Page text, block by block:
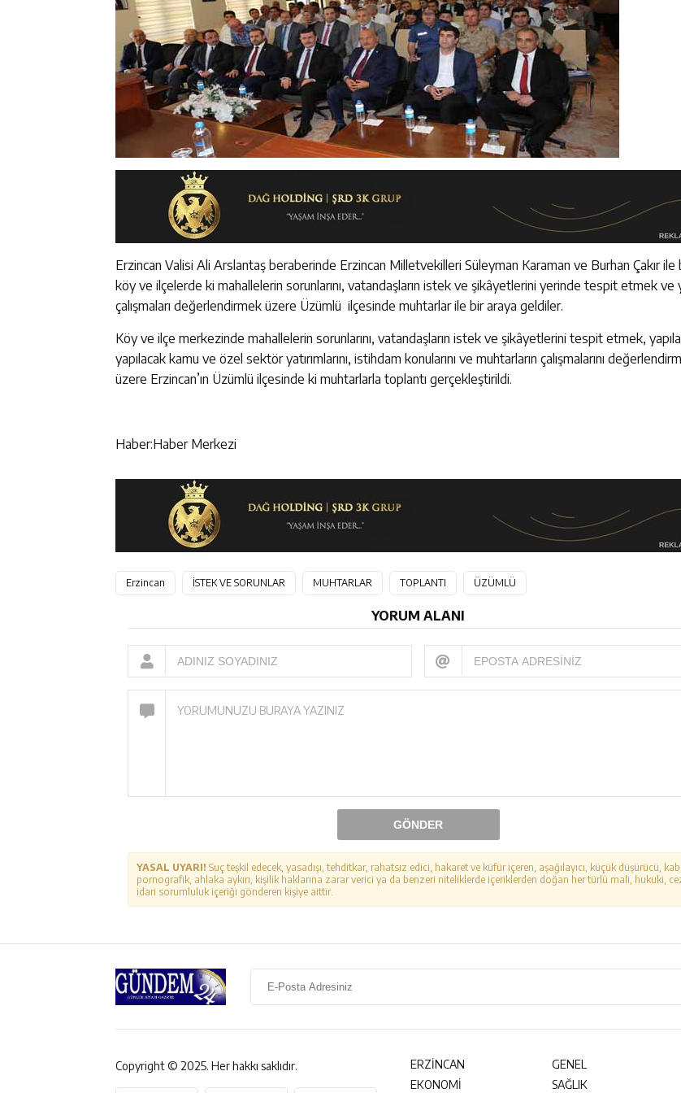
Erzincan Valisi Ali Arslantaş beraberinde Erzincan Milletvekilleri Süleyman Karaman ve Burhan Çakır ile
köy ve ilçelerde ki mahallelerin sorunlarını, vatandaşların istek ve şikâyetlerini yerinde tespit etmek ve
çalışmaları değerlendirmek üzere Üzümlü ilçesinde muhtarlar ile bir araya geldiler.
Köy ve ilçe merkezinde mahallelerin sorunlarını, vatandaşların istek ve şikâyetlerini tespit etmek,
yapılacak kamu ve özel sektör yatırımlarını, istihdam konularını ve muhtarların çalışmalarını
üzere Erzincan’ın Üzümlü ilçesinde ki muhtarlarla toplantı gerçekleştirildi.
Haber:Haber Merkezi
Erzincan İSTEK VE SORUNLAR MUHTARLAR TOPLANTI ÜZÜMLÜ
YORUM ALANI
GÖNDER
YASAL UYARI! Suç teşkil edecek, yasadışı, tehditkar, rahatsız edici, hakaret ve küfür içeren, aşağılayıcı, küçük düşürücü,
pornografik, ahlaka aykırı, kişilik haklarına zarar verici ya da benzeri niteliklerde içeriklerden doğan her türlü mali, hukuki,
idari sorumluluk içeriği gönderen kişiye aittir.
Copyright © 2025. Her hakkı saklıdır. ERZİNCAN
GENEL
EKONOMİ
SAĞLIK